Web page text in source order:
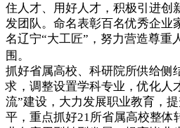
住人才、用好人才，积极引进创
发团队。命名表彰百名优秀企业
名辽宁“大工匠”，努力营造尊重
围。
抓好省属高校、科研院所供给侧
求，调整设置学科专业，优化人
流”建设，大力发展职业教育，
平，重点抓好21所省属高校整体